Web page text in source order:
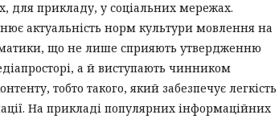
для прикладу, у соціальних мережах.
актуальність норм культури мовлення на
що не лише сприяють утвердженню
а й виступають чинником
тобто такого, який забезпечує легкість
На прикладі популярних інформаційних